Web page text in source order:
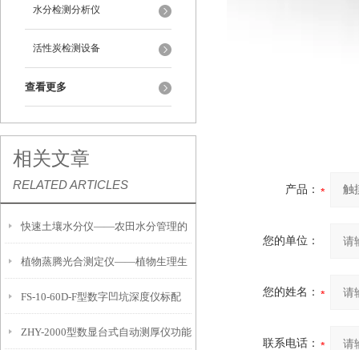
水分检测分析仪
活性炭检测设备
查看更多
相关文章
RELATED ARTICLES
快速土壤水分仪——农田水分管理的
便携式检测工具
植物蒸腾光合测定仪——植物生理生
态的实时监测设备
FS-10-60D-F型数字凹坑深度仪标配
IP54级表头分辨率0.01mm量程
ZHY-2000型数显台式自动测厚仪功能
产品：
您的单位：
您的姓名：
联系电话：